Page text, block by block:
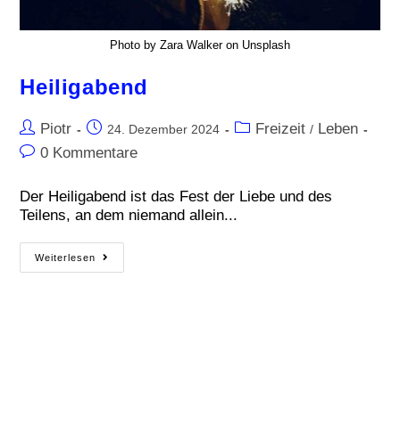
Photo by Zara Walker on Unsplash
Heiligabend
Piotr 24. Dezember 2024 Freizeit / Leben
0 Kommentare
Der Heiligabend ist das Fest der Liebe und des
Teilens, an dem niemand allein...
Weiterlesen